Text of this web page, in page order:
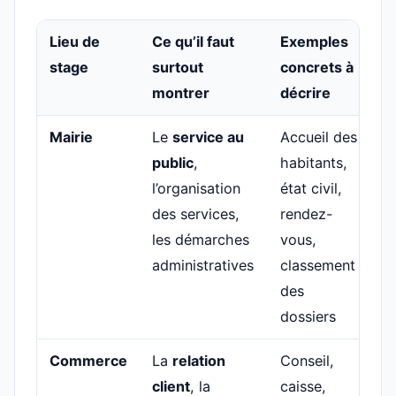
Lieu de
stage
Ce qu’il faut
surtout
montrer
Exemples
concrets à
décrire
Mairie Le service au
public,
l’organisation
des services,
les démarches
administratives
Accueil des
habitants,
état civil,
rendez-
vous,
classement
des
dossiers
Commerce La relation
client, la
Conseil,
caisse,